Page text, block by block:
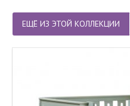
ЕЩЁ ИЗ ЭТОЙ КОЛЛЕКЦИИ